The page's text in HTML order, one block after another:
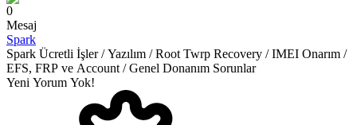
0
Mesaj
Spark
Spark Ücretli İşler / Yazılım / Root Twrp Recovery / IMEI Onarım /
EFS, FRP ve Account / Genel Donanım Sorunlar
Yeni Yorum Yok!